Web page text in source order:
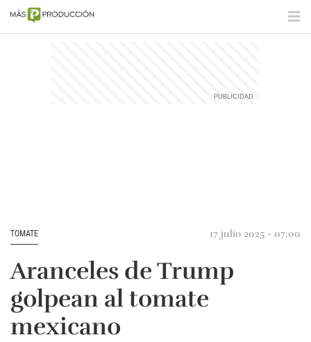
TOMATE 17 julio 2025 - 07:00
Aranceles de Trump
golpean al tomate
mexicano